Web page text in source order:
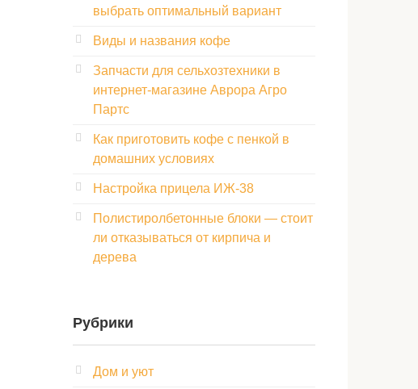
выбрать оптимальный вариант
Виды и названия кофе
Запчасти для сельхозтехники в
интернет-магазине Аврора Агро
Партс
Как приготовить кофе с пенкой в
домашних условиях
Настройка прицела ИЖ‑38
Полистиролбетонные блоки — стоит
ли отказываться от кирпича и
дерева
Рубрики
Дом и уют